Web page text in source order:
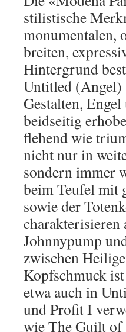
stilistische
monumentalen,
breiten,
Hintergrund
Untitled (Angel)
Gestalten,
beidseitig
flehend wie
nicht nur in
sondern immer
beim Teufel mit
sowie der
Johnnypump
zwischen
Kopfschmuck
etwa auch in
und Profit I
wie The Guilt of